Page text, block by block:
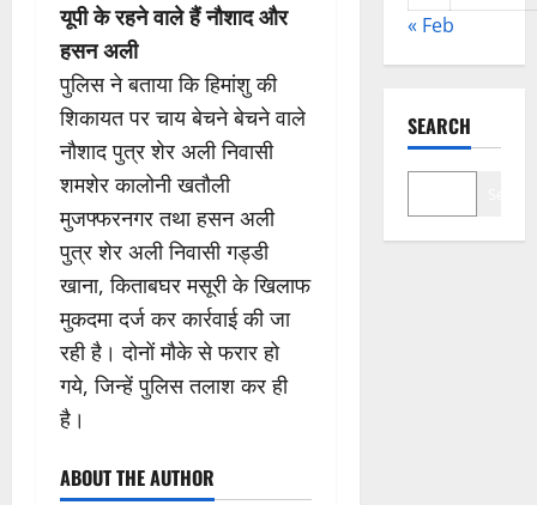
यूपी के रहने वाले हैं नौशाद और
हसन अली
पुलिस ने बताया कि हिमांशु की
शिकायत पर चाय बेचने बेचने वाले
नौशाद पुत्र शेर अली निवासी
शमशेर कालोनी खतौली
मुजफ्फरनगर तथा हसन अली
पुत्र शेर अली निवासी गड्डी
खाना, किताबघर मसूरी के खिलाफ
मुकदमा दर्ज कर कार्रवाई की जा
रही है। दोनों मौके से फरार हो
गये, जिन्हें पुलिस तलाश कर ही
है।
ABOUT THE AUTHOR
« Feb
SEARCH